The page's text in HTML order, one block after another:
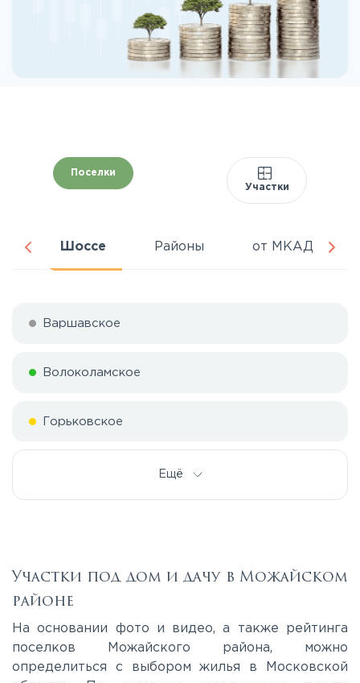
Поселки
Участки
Шоссе Районы от МКАД
Варшавское
Волоколамское
Горьковское
Калужское
Киевское
Ещё
Участки под дом и дачу в Можайском
районе
На основании фото и видео, а также рейтинга
поселков Можайского района, можно
определиться с выбором жилья в Московской